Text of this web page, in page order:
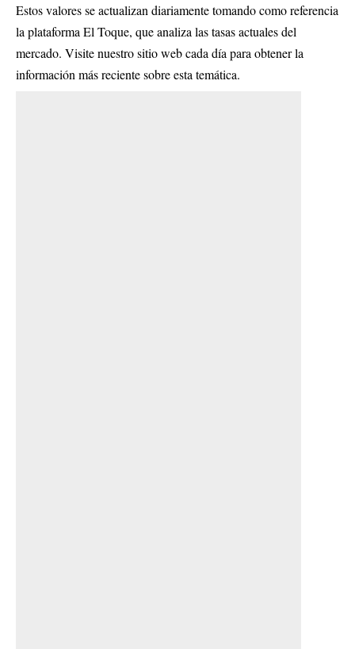
Estos valores se actualizan diariamente tomando como referencia
la plataforma El Toque, que analiza las tasas actuales del
mercado. Visite nuestro sitio web cada día para obtener la
información más reciente sobre esta temática.